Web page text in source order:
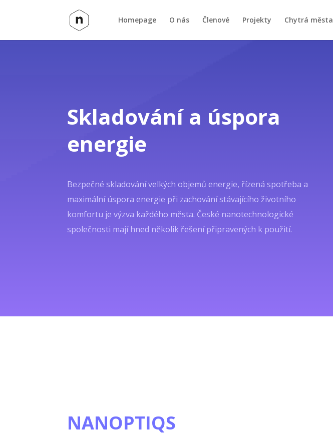
Homepage O nás Členové Projekty Chytrá města
Skladování a úspora
energie
Bezpečné skladování velkých objemů energie, řízená spotřeba a
maximální úspora energie při zachování stávajícího životního
komfortu je výzva každého města. České nanotechnologické
společnosti mají hned několik řešení připravených k použití.
NANOPTIQS